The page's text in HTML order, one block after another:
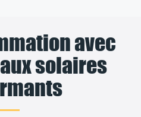
avec
solaires